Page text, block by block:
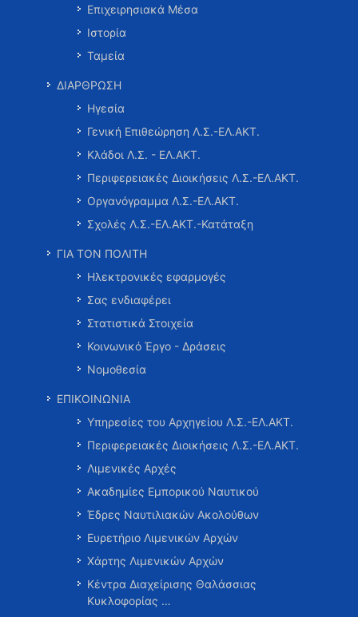
Επιχειρησιακά Μέσα
Ιστορία
Ταμεία
ΔΙΑΡΘΡΩΣΗ
Ηγεσία
Γενική Επιθεώρηση Λ.Σ.-ΕΛ.ΑΚΤ.
Κλάδοι Λ.Σ. - ΕΛ.ΑΚΤ.
Περιφερειακές Διοικήσεις Λ.Σ.-ΕΛ.ΑΚΤ.
Οργανόγραμμα Λ.Σ.-ΕΛ.ΑΚΤ.
Σχολές Λ.Σ.-ΕΛ.ΑΚΤ.-Κατάταξη
ΓΙΑ ΤΟΝ ΠΟΛΙΤΗ
Ηλεκτρονικές εφαρμογές
Σας ενδιαφέρει
Στατιστικά Στοιχεία
Κοινωνικό Έργο - Δράσεις
Νομοθεσία
ΕΠΙΚΟΙΝΩΝΙΑ
Υπηρεσίες του Αρχηγείου Λ.Σ.-ΕΛ.ΑΚΤ.
Περιφερειακές Διοικήσεις Λ.Σ.-ΕΛ.ΑΚΤ.
Λιμενικές Αρχές
Ακαδημίες Εμπορικού Ναυτικού
Έδρες Ναυτιλιακών Ακολούθων
Ευρετήριο Λιμενικών Αρχών
Χάρτης Λιμενικών Αρχών
Κέντρα Διαχείρισης Θαλάσσιας
Κυκλοφορίας …